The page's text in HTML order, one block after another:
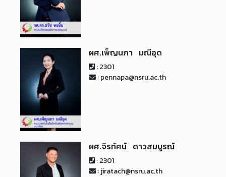
ผศ.เพ็ญนภา มณีอุด
: 2301
: pennapa@nsru.ac.th
ผศ.จิรทัศน์ ดาวสมบูรณ์
: 2301
: jiratach@nsru.ac.th